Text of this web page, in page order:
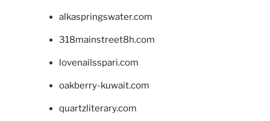
alkaspringswater.com
318mainstreet8h.com
lovenailsspari.com
oakberry-kuwait.com
quartzliterary.com